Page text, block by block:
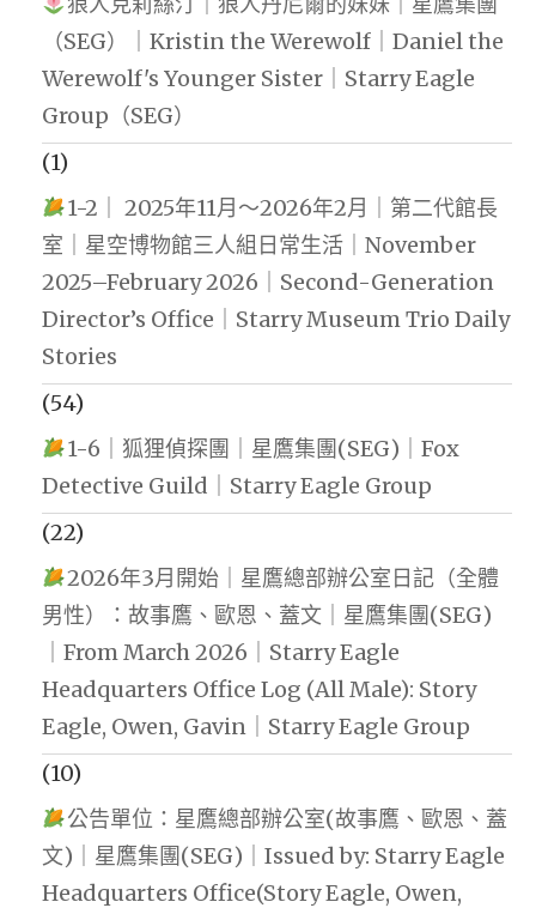
（SEG）｜Kristin the Werewolf｜Daniel the
Werewolf's Younger Sister｜Starry Eagle
Group（SEG）
(1)
1-2｜ 2025年11月～2026年2月｜第二代館長
室｜星空博物館三人組日常生活｜November
2025–February 2026｜Second-Generation
Director’s Office｜Starry Museum Trio Daily
Stories
(54)
1-6｜狐狸偵探團｜星鷹集團(SEG)｜Fox
Detective Guild｜Starry Eagle Group
(22)
2026年3月開始｜星鷹總部辦公室日記（全體
男性）：故事鷹、歐恩、蓋文｜星鷹集團(SEG)
｜From March 2026｜Starry Eagle
Headquarters Office Log (All Male): Story
Eagle, Owen, Gavin｜Starry Eagle Group
(10)
公告單位：星鷹總部辦公室(故事鷹、歐恩、蓋
文)｜星鷹集團(SEG)｜Issued by: Starry Eagle
Headquarters Office(Story Eagle, Owen,